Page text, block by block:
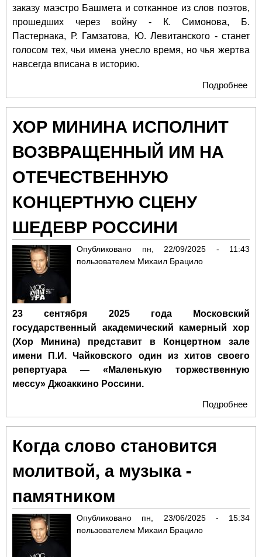
заказу маэстро Башмета и сотканное из слов поэтов,
прошедших через войну - К. Симонова, Б.
Пастернака, Р. Гамзатова, Ю. Левитанского - станет
голосом тех, чьи имена унесло время, но чья жертва
навсегда вписана в историю.
Подробнее
-
ХОР МИНИНА ИСПОЛНИТ
ВОЗВРАЩЕННЫЙ ИМ НА
ОТЕЧЕСТВЕННУЮ
КОНЦЕРТНУЮ СЦЕНУ
ШЕДЕВР РОССИНИ
Опубликовано пн, 22/09/2025 - 11:43
пользователем Михаил Брацило
23 сентября 2025 года Московский
государственный академический камерный хор
(Хор Минина) представит в Концертном зале
имени П.И. Чайковского один из хитов своего
репертуара — «Маленькую торжественную
мессу» Джоаккино Россини.
Подробнее
Когда слово становится
молитвой, а музыка -
памятником
Опубликовано пн, 23/06/2025 - 15:34
пользователем Михаил Брацило